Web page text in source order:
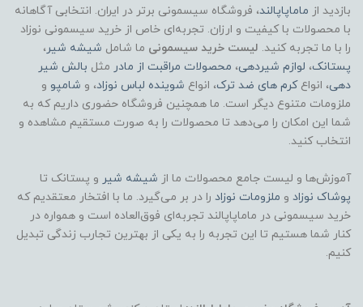
بازدید از ماماپاپالند، فروشگاه سیسمونی برتر در ایران. انتخابی آگاهانه
با محصولات با کیفیت و ارزان. تجربه‌ای خاص از خرید سیسمونی نوزاد
را با ما تجربه کنید. لیست خرید سیسمونی ما شامل شیشه شیر ،
پستانک، لوازم شیردهی، محصولات مراقبت از مادر مثل بالش شیر
دهی، انواعکرم های ضد ترک، انواع شوینده لباس نوزاد، و شامپو و
ملزومات متنوع دیگر است. ما همچنین فروشگاه حضوری داریم که به
شما این امکان را می‌دهد تا محصولات را به صورت مستقیم مشاهده و
انتخاب کنید.
آموزش‌ها و لیست جامع محصولات ما از شیشه شیر و پستانک تا
پوشاک نوزاد و ملزومات نوزاد را در بر می‌گیرد. ما با افتخار معتقدیم که
خرید سیسمونی در ماماپاپالند تجربه‌ای فوق‌العاده است و همواره در
کنار شما هستیم تا این تجربه را به یکی از بهترین تجارب زندگی تبدیل
کنیم.